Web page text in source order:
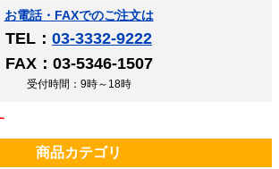
お電話・FAXでのご注文は
TEL： 03-3332-9222
FAX：03-5346-1507
受付時間：9時～18時
商品カテゴリ